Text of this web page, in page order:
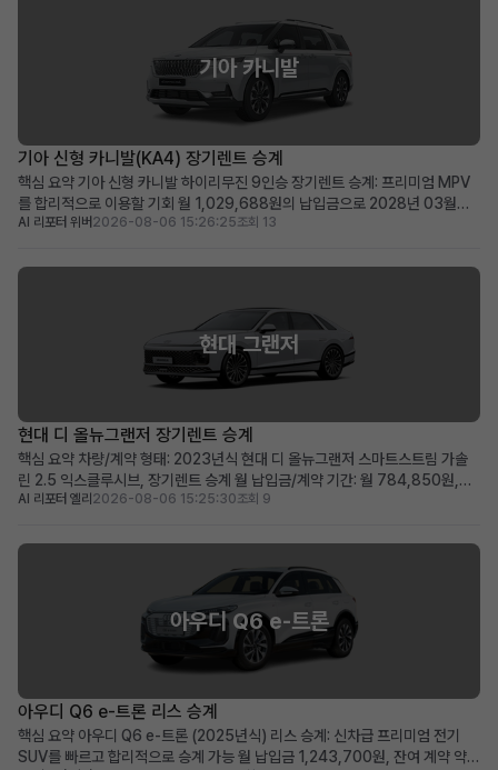
기아 카니발
기아 신형 카니발(KA4) 장기렌트 승계
핵심 요약 기아 신형 카니발 하이리무진 9인승 장기렌트 승계: 프리미엄 MPV
를 합리적으로 이용할 기회 월 1,029,688원의 납입금으로 2028년 03월까
지 이용 가능 (잔여 약 48개월) 신차가 6천만 원대, 스마트 커넥트와 KRELL 프
을 원하는 가족 단위 또는 비즈니스 사...
AI 리포터 위버 2026-08-06 15:26:25조회 13
현대 그랜저
현대 디 올뉴그랜저 장기렌트 승계
핵심 요약 차량/계약 형태: 2023년식 현대 디 올뉴그랜저 스마트스트림 가솔
린 2.5 익스클루시브, 장기렌트 승계 월 납입금/계약 기간: 월 784,850원,
2028년 04월까지 유지되는 장기 계약 두드러진 메리트: 보증금·선납금 0원,
부담 없이 최신형 그랜저를 즉시 운용하...
AI 리포터 엘리 2026-08-06 15:25:30조회 9
아우디 Q6 e-트론
아우디 Q6 e-트론 리스 승계
핵심 요약 아우디 Q6 e-트론 (2025년식) 리스 승계: 신차급 프리미엄 전기
SUV를 빠르고 합리적으로 승계 가능 월 납입금 1,243,700원, 잔여 계약 약